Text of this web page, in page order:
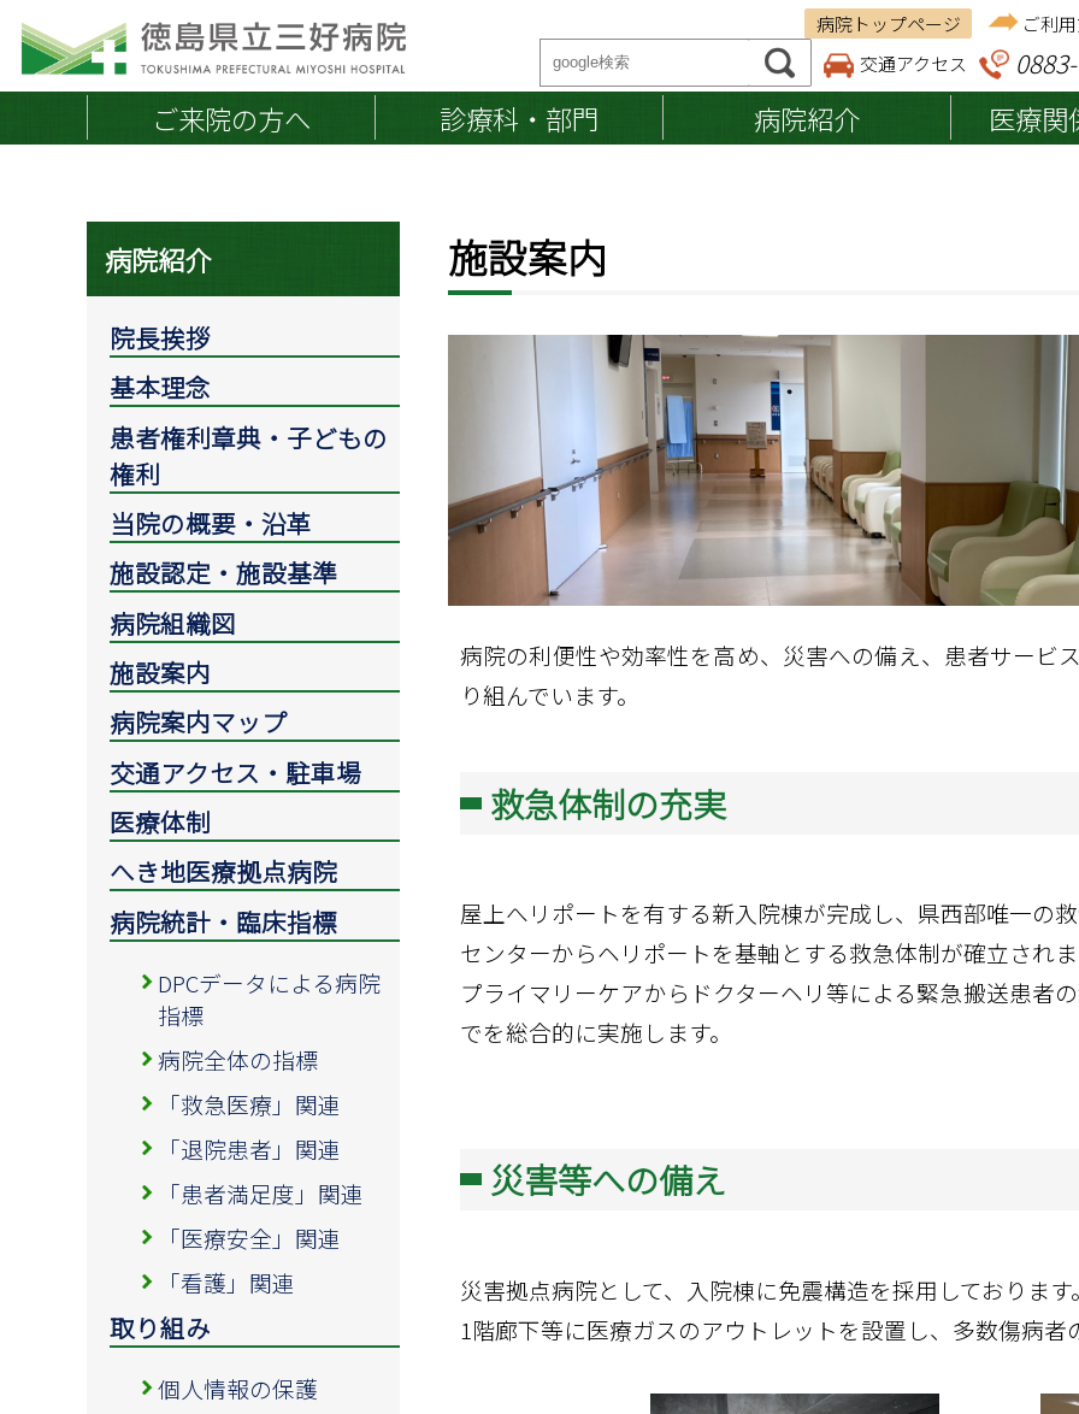
病院トップページ
ご利
交通アクセス
ご来院の方へ 診療科・部門 病院紹介 医療関
初めて受診される方へ
通院中・再診の方へ
救急外来
会計とお支払い
紹介状持参のお願い
退院の準備・手続き
お見舞い・ご面会の方へ
入院費用・お支払い
入院中の生活
入院設備
緩和ケア
院長挨拶 基本理念
当院の概要・沿革
施設案内
病院案内マップ
医療体制
へき地医療拠点病院
取り組み
地域連携医の皆さまへ 保険調剤薬局の皆さまへ
病院紹介
院長挨拶
基本理念
患者権利章典・子どもの
権利
当院の概要・沿革
施設認定・施設基準
病院組織図
施設案内
病院案内マップ
交通アクセス・駐車場
医療体制
へき地医療拠点病院
病院統計・臨床指標
DPCデータによる病院
指標
病院全体の指標
「救急医療」関連
「退院患者」関連
「患者満足度」関連
「医療安全」関連
「看護」関連
取り組み
個人情報の保護
施設案内
病院の利便性や効率性を高め、災害への備え、患者サービ
り組んでいます。
救急体制の充実
屋上へリポートを有する新入院棟が完成し、県西部唯一の
センターからヘリポートを基軸とする救急体制が確立され
プライマリーケアからドクターヘリ等による緊急搬送患者
でを総合的に実施します。
災害等への備え
災害拠点病院として、入院棟に免震構造を採用しております
1階廊下等に医療ガスのアウトレットを設置し、多数傷病者